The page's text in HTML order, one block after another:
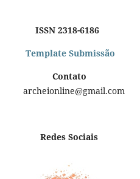
ISSN 2318-6186
Template Submissão
Contato
archeionline@gmail.com
Redes Sociais